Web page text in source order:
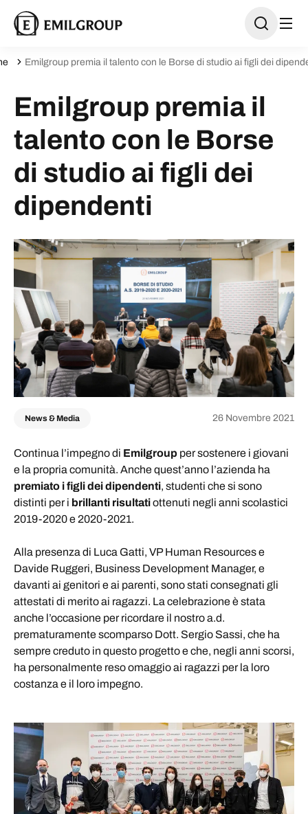
Emilgroup premia il talento con le Borse di studio ai figli dei
Emilgroup premia il
talento con le Borse
di studio ai figli dei
dipendenti
News & Media 26 Novembre 2021
Continua l’impegno di Emilgroup per sostenere i giovani
e la propria comunità. Anche quest’anno l’azienda ha
premiato i figli dei dipendenti, studenti che si sono
distinti per i brillanti risultatiottenuti negli anni scolastici
2019-2020 e 2020-2021.
Alla presenza di Luca Gatti, VP Human Resources e
Davide Ruggeri, Business Development Manager, e
davanti ai genitori e ai parenti, sono stati consegnati gli
attestati di merito ai ragazzi. La celebrazione è stata
anche l’occasione per ricordare il nostro a.d.
prematuramente scomparso Dott. Sergio Sassi, che ha
sempre creduto in questo progetto e che, negli anni scorsi,
ha personalmente reso omaggio ai ragazzi per la loro
costanza e il loro impegno.